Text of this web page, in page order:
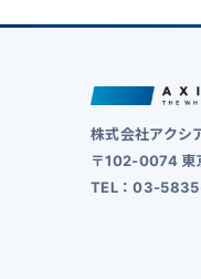
株式会社アクシ
〒102-0074 東
TEL：03-